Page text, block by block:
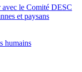
le Comité DESC
et paysans
humains